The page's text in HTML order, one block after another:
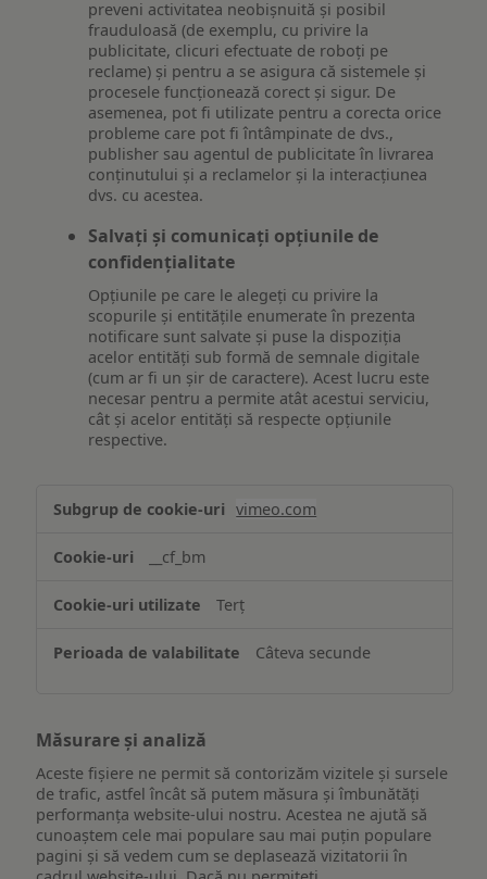
preveni activitatea neobișnuită și posibil
frauduloasă (de exemplu, cu privire la
publicitate, clicuri efectuate de roboți pe
reclame) și pentru a se asigura că sistemele și
procesele funcționează corect și sigur. De
asemenea, pot fi utilizate pentru a corecta orice
probleme care pot fi întâmpinate de dvs.,
publisher sau agentul de publicitate în livrarea
conținutului și a reclamelor și la interacțiunea
dvs. cu acestea.
Salvați și comunicați opțiunile de
confidențialitate
Opțiunile pe care le alegeți cu privire la
scopurile și entitățile enumerate în prezenta
notificare sunt salvate și puse la dispoziția
acelor entități sub formă de semnale digitale
(cum ar fi un șir de caractere). Acest lucru este
necesar pentru a permite atât acestui serviciu,
cât și acelor entități să respecte opțiunile
respective.
Asigurarea
funcționalităților
website-
ului
vimeo.com
__cf_bm
Terț
Câteva secunde
Măsurare și analiză
Aceste fișiere ne permit să contorizăm vizitele și sursele
de trafic, astfel încât să putem măsura și îmbunătăți
performanța website-ului nostru. Acestea ne ajută să
cunoaștem cele mai populare sau mai puțin populare
pagini și să vedem cum se deplasează vizitatorii în